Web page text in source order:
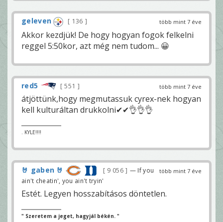
több mint 7 éve
geleven 136
Akkor kezdjük! De hogy hogyan fogok felkelni
reggel 5:50kor, azt még nem tudom... 😀
több mint 7 éve
red5 551
átjöttünk,hogy megmutassuk cyrex-nek hogyan
kell kulturáltan drukkolni✔✔👌👌👌
. KYLE!!!!
több mint 7 éve
🤘 gaben 🤘 9 056
— If you
ain't cheatin', you ain't tryin'
Estét. Legyen hosszabításos döntetlen.
" Szeretem a jeget, hagyjál békén. "